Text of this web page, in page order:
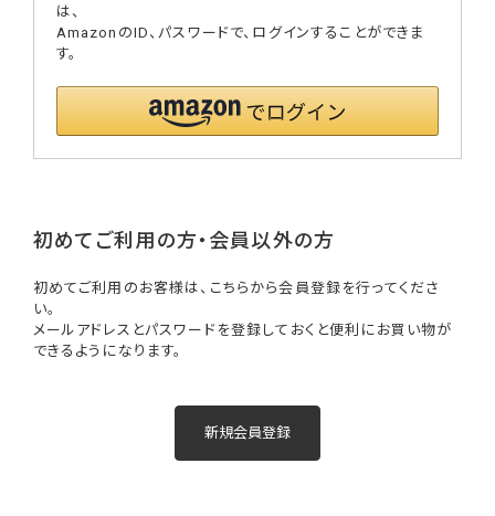
は、
AmazonのID、パスワードで、ログインすることができま
す。
初めてご利用の方・会員以外の方
初めてご利用のお客様は、こちらから会員登録を行ってくださ
い。
メールアドレスとパスワードを登録しておくと便利にお買い物が
できるようになります。